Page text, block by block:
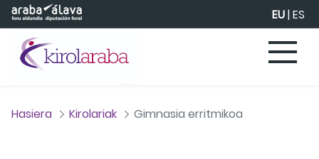
Eduki nagusira joan EU|ES
Hasiera Kirolariak Gimnasia erritmikoa